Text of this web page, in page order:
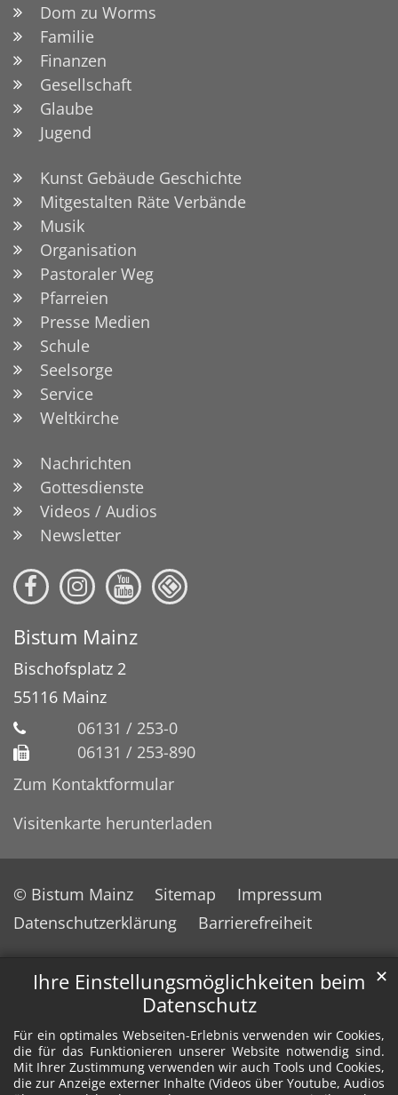
Ihre Einstellungsmöglichkeiten beim
Datenschutz
Für ein optimales Webseiten-Erlebnis verwenden wir Cookies,
die für das Funktionieren unserer Website notwendig sind.
Mit Ihrer Zustimmung verwenden wir auch Tools und Cookies,
die zur Anzeige externer Inhalte (Videos über Youtube, Audios
✕
Dom zu Worms
Familie
Finanzen
Gesellschaft
Glaube
Jugend
Kunst Gebäude Geschichte
Mitgestalten Räte Verbände
Musik
Organisation
Pastoraler Weg
Pfarreien
Presse Medien
Schule
Seelsorge
Service
Weltkirche
Nachrichten
Gottesdienste
Videos / Audios
Newsletter
Bistum Mainz
Bischofsplatz 2
55116 Mainz
06131 / 253-0
06131 / 253-890
Zum Kontaktformular
Visitenkarte herunterladen
© Bistum Mainz Sitemap
Impressum
Datenschutzerklärung
Barrierefreiheit